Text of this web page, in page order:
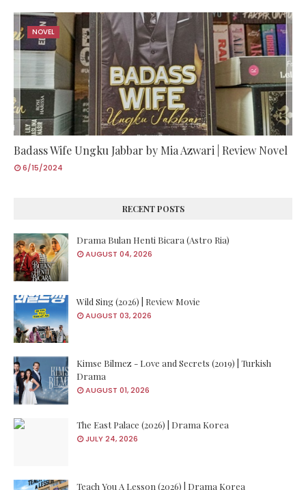
NOVEL
Badass Wife Ungku Jabbar by Mia Azwari | Review Novel
6/15/2024
RECENT POSTS
Drama Bulan Henti Bicara (Astro Ria)
AUGUST 04, 2026
Wild Sing (2026) | Review Movie
AUGUST 03, 2026
Kimse Bilmez - Love and Secrets (2019) | Turkish
Drama
AUGUST 01, 2026
The East Palace (2026) | Drama Korea
JULY 24, 2026
Teach You A Lesson (2026) | Drama Korea